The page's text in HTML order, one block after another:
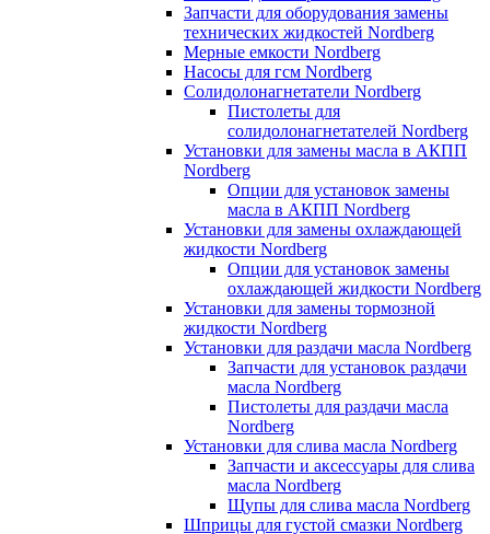
Запчасти для оборудования замены
технических жидкостей Nordberg
Мерные емкости Nordberg
Насосы для гсм Nordberg
Солидолонагнетатели Nordberg
Пистолеты для
солидолонагнетателей Nordberg
Установки для замены масла в АКПП
Nordberg
Опции для установок замены
масла в АКПП Nordberg
Установки для замены охлаждающей
жидкости Nordberg
Опции для установок замены
охлаждающей жидкости Nordberg
Установки для замены тормозной
жидкости Nordberg
Установки для раздачи масла Nordberg
Запчасти для установок раздачи
масла Nordberg
Пистолеты для раздачи масла
Nordberg
Установки для слива масла Nordberg
Запчасти и аксессуары для слива
масла Nordberg
Щупы для слива масла Nordberg
Шприцы для густой смазки Nordberg